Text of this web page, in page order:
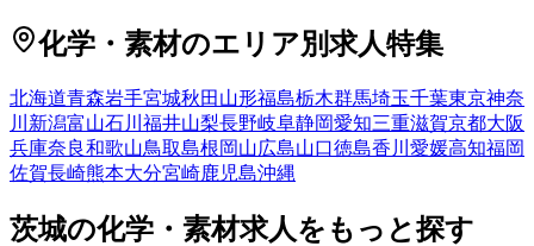
化学・素材のエリア別求人特集
北海道青森岩手宮城秋田 山形福島栃木群馬埼玉千葉東京神奈
川 新潟富山石川 福井山梨長野岐阜静岡愛知三重滋賀京都大阪
兵庫奈良和歌山鳥取島根岡山広島山口徳島香川 愛媛高知福岡
佐賀長崎熊本大分宮崎鹿児島沖縄
茨城の化学・素材求人をもっと探す